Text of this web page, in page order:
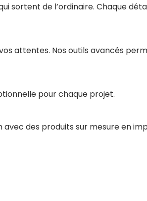
sortent de l’ordinaire. Chaque
attentes. Nos outils avancés
pour chaque projet.
des produits sur mesure en